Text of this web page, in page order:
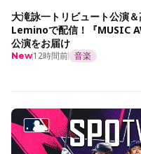
大滝詠一トリビュート公演
Leminoで配信！『MUSIC
公演をお届け
New12時間前 音楽